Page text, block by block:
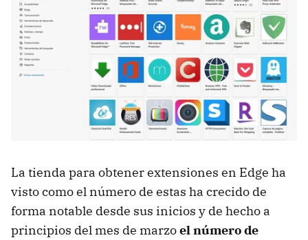
La tienda para obtener extensiones en Edge ha
visto como el número de estas ha crecido de
forma notable desde sus inicios y de hecho a
principios del mes de marzoel número de